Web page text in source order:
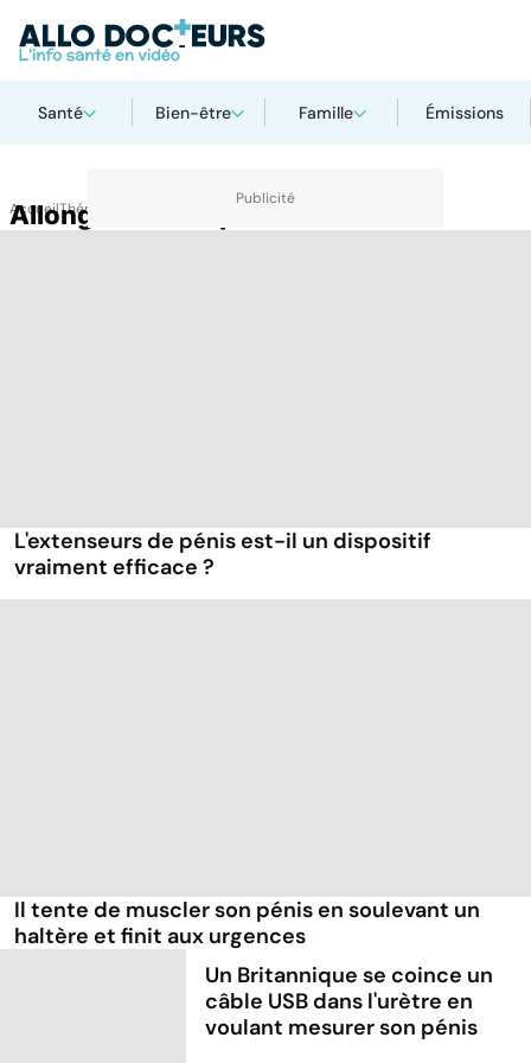
Santé Bien-être Famille Émissions
AccueilThématiques
Allongement du pénis
L'extenseurs de pénis est-il un dispositif
vraiment efficace ?
Il tente de muscler son pénis en soulevant un
haltère et finit aux urgences
Un Britannique se coince un
câble USB dans l'urètre en
voulant mesurer son pénis